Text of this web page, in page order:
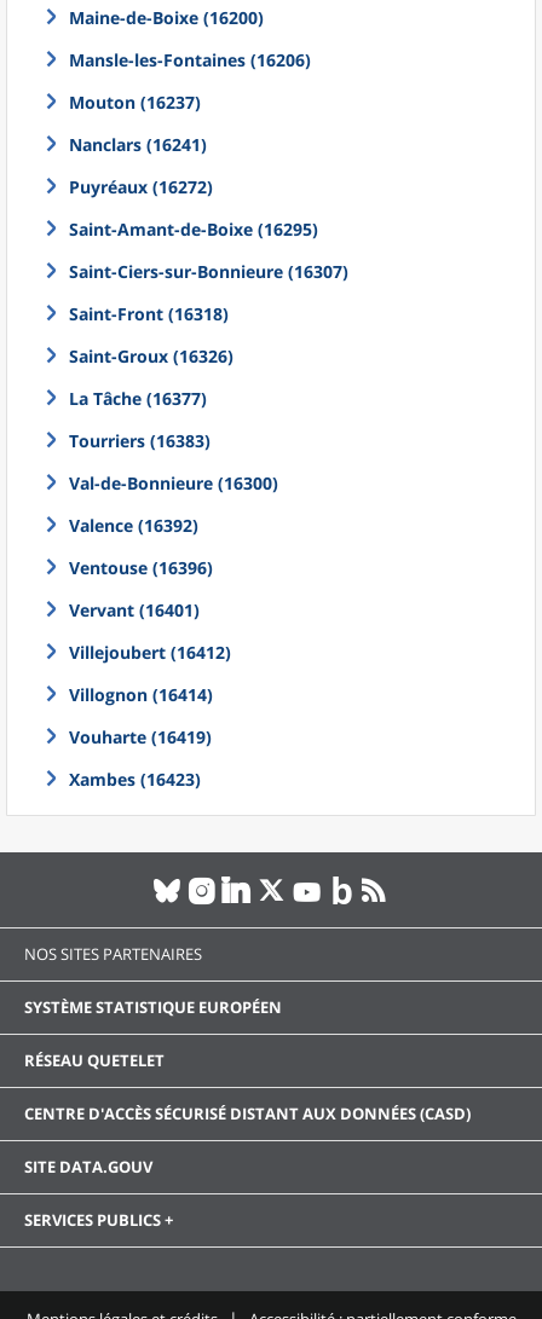
Maine-de-Boixe (16200)
Mansle-les-Fontaines (16206)
Mouton (16237)
Nanclars (16241)
Puyréaux (16272)
Saint-Amant-de-Boixe (16295)
Saint-Ciers-sur-Bonnieure (16307)
Saint-Front (16318)
Saint-Groux (16326)
La Tâche (16377)
Tourriers (16383)
Val-de-Bonnieure (16300)
Valence (16392)
Ventouse (16396)
Vervant (16401)
Villejoubert (16412)
Villognon (16414)
Vouharte (16419)
Xambes (16423)
NOS SITES PARTENAIRES
SYSTÈME STATISTIQUE EUROPÉEN
RÉSEAU QUETELET
CENTRE D'ACCÈS SÉCURISÉ DISTANT AUX DONNÉES (CASD)
SITE DATA.GOUV
SERVICES PUBLICS +